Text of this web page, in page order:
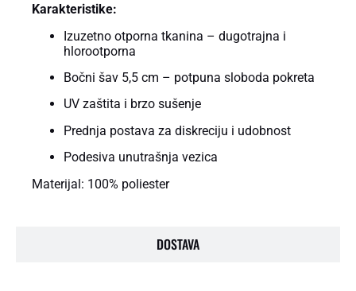
DOSTAVA
Karakteristike:
Izuzetno otporna tkanina – dugotrajna i
hlorootporna
Bočni šav 5,5 cm – potpuna sloboda pokreta
UV zaštita i brzo sušenje
Prednja postava za diskreciju i udobnost
Podesiva unutrašnja vezica
Materijal: 100% poliester